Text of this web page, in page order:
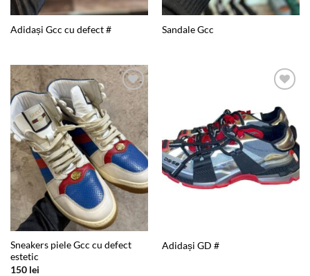
Adidași Gcc cu defect # Sandale Gcc
Add to
wishlist
Sneakers piele Gcc cu defect
estetic
150 lei
wishlist
Adidași GD #